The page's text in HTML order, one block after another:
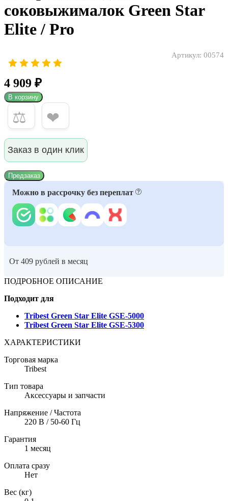
соковыжималок Green Star
Elite / Pro
Артикул: 00574
4 909 ₽
В корзину
⚖ ❤
Заказ в один клик
Предзаказ
Можно в рассрочку без переплат
От 409 рублей в месяц
ПОДРОБНОЕ ОПИСАНИЕ
Подходит для
Tribest Green Star Elite GSE-5000
Tribest Green Star Elite GSE-5300
ХАРАКТЕРИСТИКИ
Торговая марка
Tribest
Тип товара
Аксессуары и запчасти
Напряжение / Частота
220 В / 50-60 Гц
Гарантия
1 месяц
Оплата сразу
Нет
Вес (кг)